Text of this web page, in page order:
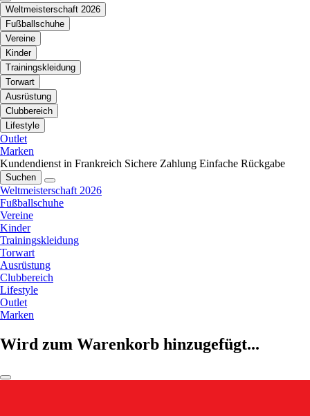
Weltmeisterschaft 2026
Fußballschuhe
Vereine
Kinder
Trainingskleidung
Torwart
Ausrüstung
Clubbereich
Lifestyle
Outlet
Marken
Kundendienst in Frankreich Sichere Zahlung Einfache Rückgabe
Suchen
Weltmeisterschaft 2026
Fußballschuhe
Vereine
Kinder
Trainingskleidung
Torwart
Ausrüstung
Clubbereich
Lifestyle
Outlet
Marken
Wird zum Warenkorb hinzugefügt...